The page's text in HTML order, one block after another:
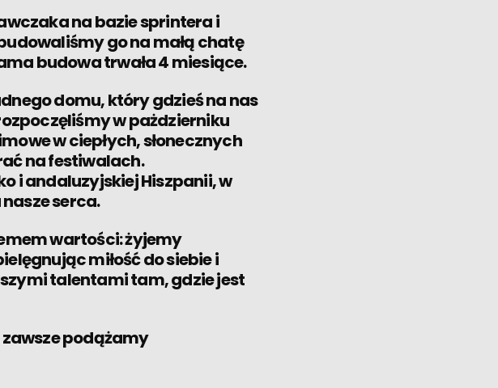
na bazie sprintera i
go na małą chatę
budowa trwała 4 miesiące.
domu, który gdzieś na nas
w pażdzierniku
w ciepłych, słonecznych
na festiwalach.
i andaluzyjskiej Hiszpanii, w
serca.
wartości: żyjemy
miłość do siebie i
talentami tam, gdzie jest
podążamy